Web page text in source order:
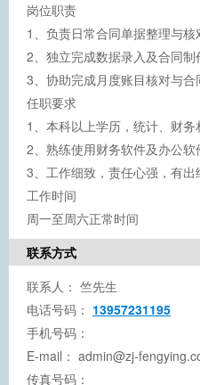
岗位职责
1、负责日常合同单据整理与核
2、独立完成数据录入及合同制
3、协助完成月度账目核对与合
任职要求
1、本科以上学历，统计、财务
2、熟练使用财务软件及办公软
3、工作细致，责任心强，有出
工作时间
周一至周六正常时间
联系方式
联系人： 竺先生
电话号码： 13957231195
手机号码：
E-mail： admin@zj-
传真号码：